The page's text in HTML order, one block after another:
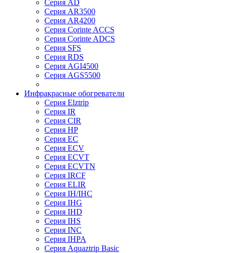
Серия AD
Серия AR3500
Серия AR4200
Серия Corinte ACCS
Серия Corinte ADCS
Серия SFS
Серия RDS
Серия AGI4500
Серия AGS5500
Инфракрасные обогреватели
Серия Elztrip
Серия IR
Серия CIR
Серия HP
Серия EC
Серия ECV
Серия ECVT
Серия ECVTN
Серия IRCF
Серия ELIR
Серия IH/IHC
Серия IHG
Серия IHD
Серия IHS
Серия INC
Серия IHPA
Серия Aquaztrip Basic